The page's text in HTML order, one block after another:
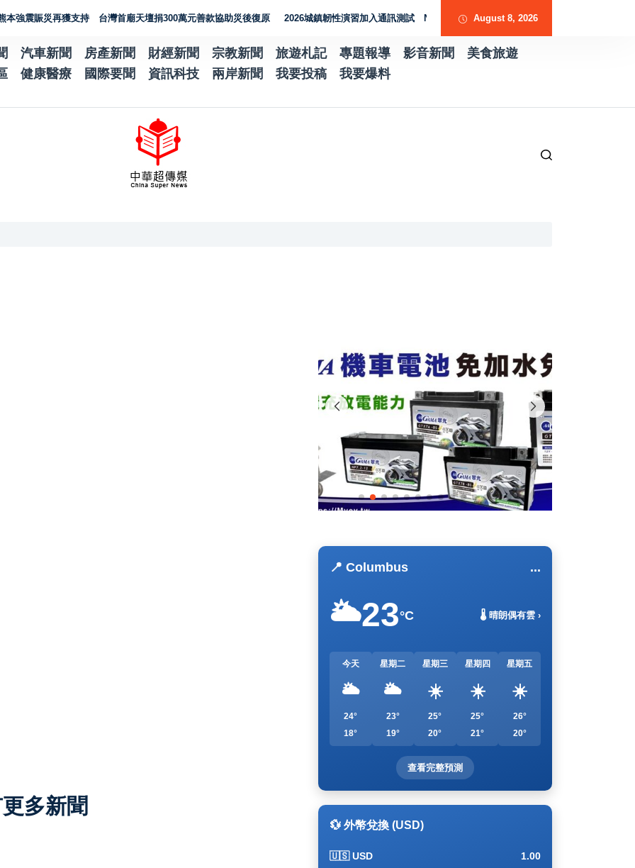
賑災再獲支持 台灣首廟天壇捐300萬元善款協助災後復原 2026城鎮韌性演習加入通訊測試 NCC行動網路降速演練驗證國家通訊防護能力
August 8, 2026
汽車新聞 房產新聞 財經新聞 宗教新聞 旅遊札記 專題報導 影音新聞
美食旅遊
健康醫療 國際要聞 資訊科技 兩岸新聞 我要投稿 我要爆料
多新聞
📍 Columbus ...
🌥️23°C 🌡️ 晴朗偶有雲 ›
今天
🌥️
24°
18°
星期二
🌥️
23°
19°
星期三
☀️
25°
20°
星期四
☀️
25°
21°
星期五
☀️
26°
20°
查看完整預測
💱 外幣兌換 (USD)
🇺🇸 USD 1.00